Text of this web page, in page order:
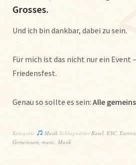
Grosses.
Und ich bin dankbar, dabei zu sein.
Für mich ist das nicht nur ein Event
Friedensfest.
Genau so sollte es sein: Alle
Kategorie Musik Schlagwörter Basel, ESC,
Gemeinsam music Musik